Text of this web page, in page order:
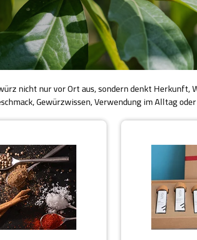
nicht nur vor Ort aus, sondern denkt Herkunft,
Gewürzwissen, Verwendung im Alltag